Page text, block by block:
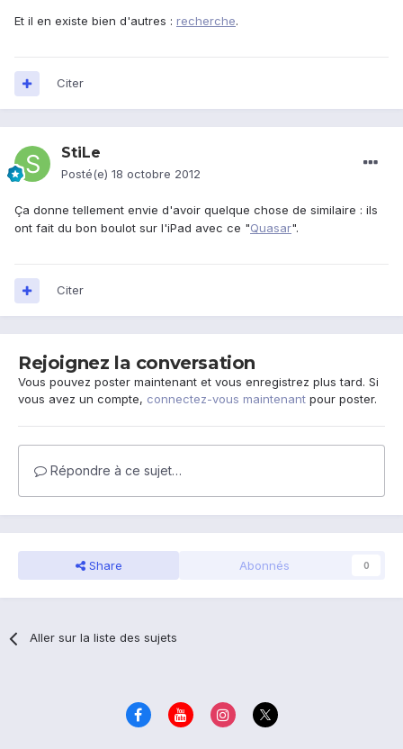
Et il en existe bien d'autres : recherche.
Citer
StiLe
Posté(e) 18 octobre 2012
Ça donne tellement envie d'avoir quelque chose de similaire : ils
ont fait du bon boulot sur l'iPad avec ce "Quasar".
Citer
Rejoignez la conversation
Vous pouvez poster maintenant et vous enregistrez plus tard. Si
vous avez un compte, connectez-vous maintenant pour poster.
Répondre à ce sujet…
Share Abonnés 0
Aller sur la liste des sujets